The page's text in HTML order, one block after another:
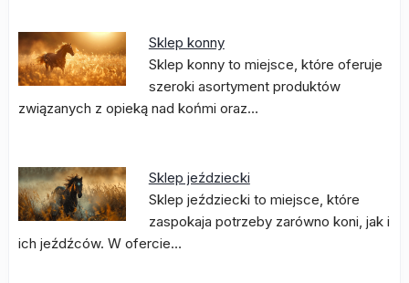
Sklep konny
Sklep konny to miejsce, które oferuje
szeroki asortyment produktów
związanych z opieką nad końmi oraz…
Sklep jeździecki
Sklep jeździecki to miejsce, które
zaspokaja potrzeby zarówno koni, jak i
ich jeźdźców. W ofercie…